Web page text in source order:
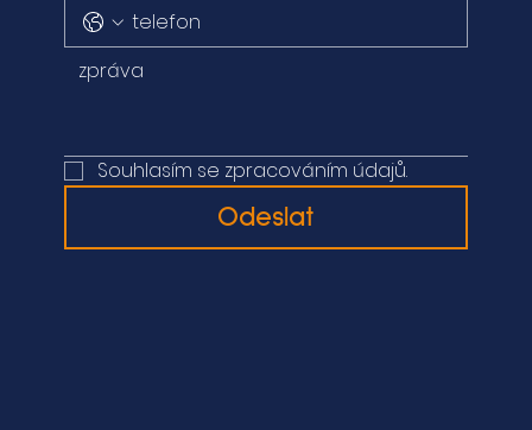
Souhlasím se zpracováním údajů.
Odeslat